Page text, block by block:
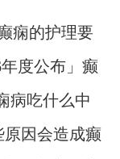
痫的护理要
度公布」癫
病吃什么中
因会造成癫